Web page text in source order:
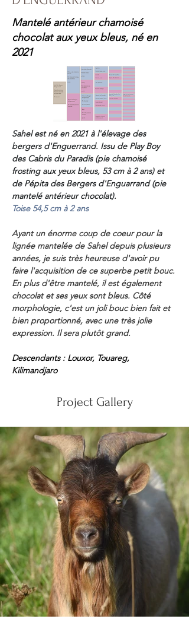
Mantelé antérieur chamoisé
chocolat aux yeux bleus, né en
2021
Sahel est né en 2021 à l'élevage des
bergers d'Enguerrand. Issu de Play Boy
des Cabris du Paradis (pie chamoisé
frosting aux yeux bleus, 53 cm à 2 ans) et
de Pépita des Bergers d'Enguarrand (pie
mantelé antérieur chocolat).
Toise 54,5 cm à 2 ans
Ayant un énorme coup de coeur pour la
lignée mantelée de Sahel depuis plusieurs
années, je suis très heureuse d'avoir pu
faire l'acquisition de ce superbe petit bouc.
En plus d'être mantelé, il est également
chocolat et ses yeux sont bleus. Côté
morphologie, c'est un joli bouc bien fait et
bien proportionné, avec une très jolie
expression. Il sera plutôt grand.
Descendants : Louxor, Touareg,
Kilimandjaro
Project Gallery